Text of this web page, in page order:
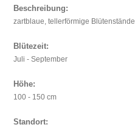
Beschreibung:
zartblaue, tellerförmige Blütenstände
Blütezeit:
Juli - September
Höhe:
100 - 150 cm
Standort: